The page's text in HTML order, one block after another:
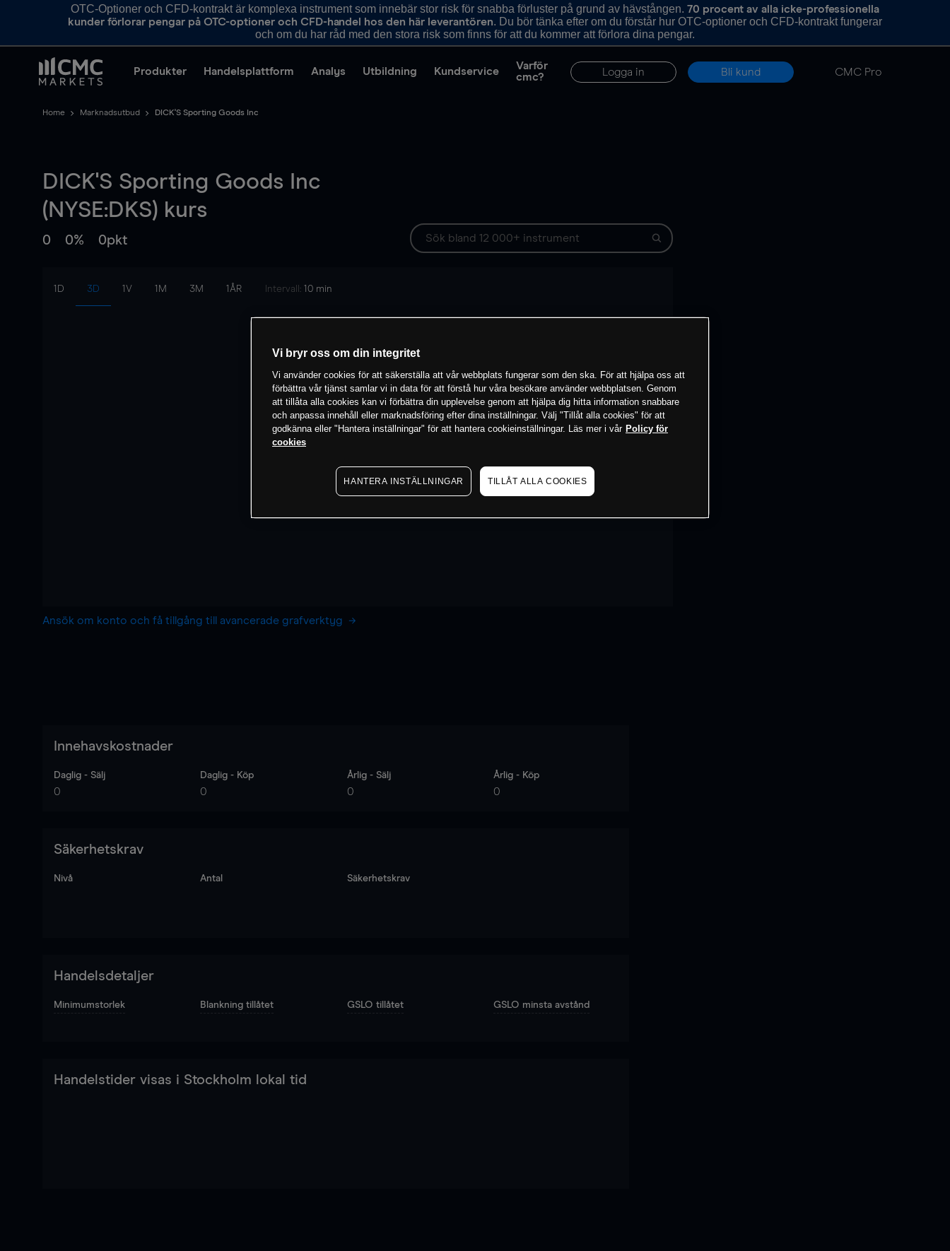
OTC-Optioner och CFD-kontrakt är komplexa instrument som innebär stor risk för snabba förluster på grund av hävstången. 70 procent av alla icke-professionella
kunder förlorar pengar på OTC-optioner och CFD-handel hos den här leverantören. Du bör tänka efter om du förstår hur OTC-optioner och CFD-kontrakt fungerar
och om du har råd med den stora risk som finns för att du kommer att förlora dina pengar.
Produkter Handelsplattform Analys Utbildning Kundservice
Varför
cmc?
Logga in Bli kund CMC Pro
Home Marknadsutbud DICK'S Sporting Goods Inc
DICK'S Sporting Goods Inc
(NYSE:DKS) kurs
0 0% 0pkt
1D 3D 1V 1M 3M 1ÅR Intervall: 10 min
Ansök om konto och få tillgång till avancerade grafverktyg
Innehavskostnader
Daglig - Sälj
0
Daglig - Köp
0
Årlig - Sälj
0
Årlig - Köp
0
Säkerhetskrav
Nivå Antal Säkerhetskrav
Handelsdetaljer
Minimumstorlek Blankning tillåtet GSLO tillåtet GSLO minsta avstånd
Handelstider visas i Stockholm lokal tid
Vi bryr oss om din integritet
Vi använder cookies för att säkerställa att vår webbplats fungerar som den ska. För att hjälpa oss att
förbättra vår tjänst samlar vi in data för att förstå hur våra besökare använder webbplatsen. Genom
att tillåta alla cookies kan vi förbättra din upplevelse genom att hjälpa dig hitta information snabbare
och anpassa innehåll eller marknadsföring efter dina inställningar. Välj "Tillåt alla cookies" för att
godkänna eller "Hantera inställningar" för att hantera cookieinställningar. Läs mer i vår Policy för
cookies
HANTERA INSTÄLLNINGAR TILLÅT ALLA COOKIES